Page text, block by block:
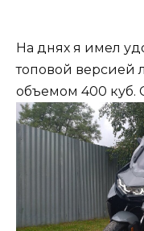
На днях я имел
топовой версией
объемом 400 куб.